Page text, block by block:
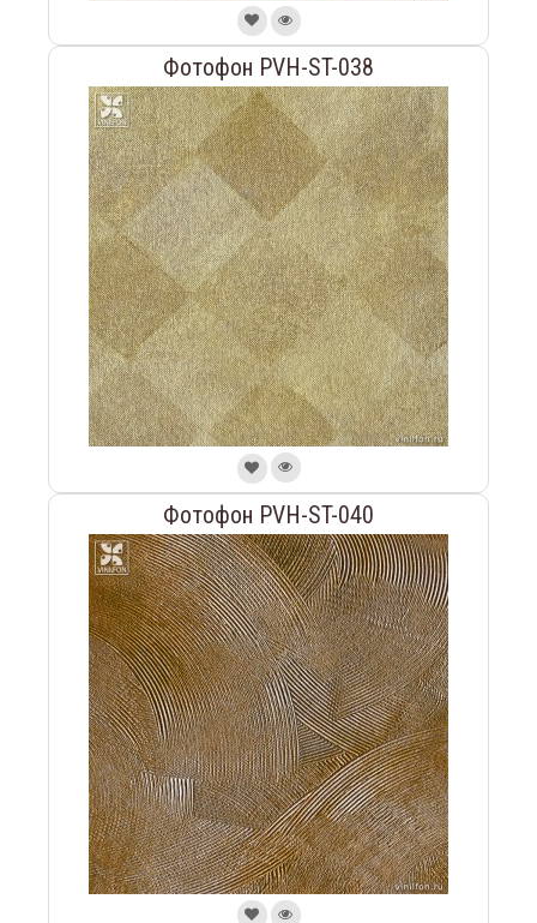
Фотофон PVH-ST-038
Фотофон PVH-ST-040